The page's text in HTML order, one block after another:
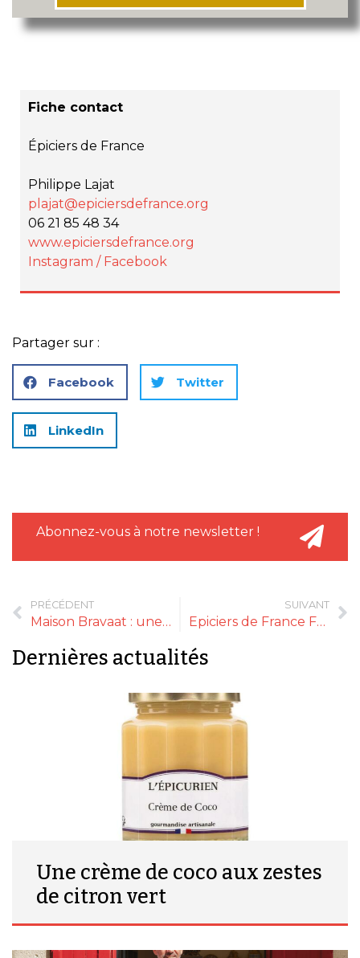
Fiche contact
Épiciers de France
Philippe Lajat
plajat@epiciersdefrance.org
06 21 85 48 34
www.epiciersdefrance.org
Instagram / Facebook
Partager sur :
Facebook Twitter
LinkedIn
Abonnez-vous à notre newsletter !
PRÉCÉDENT
Maison Bravaat : une épicerie fine artisanale ouvre ses portes à Vannes
SUIVANT
Epiciers de France Formation rentre dans l’ère du digital
Dernières actualités
Une crème de coco aux zestes
de citron vert